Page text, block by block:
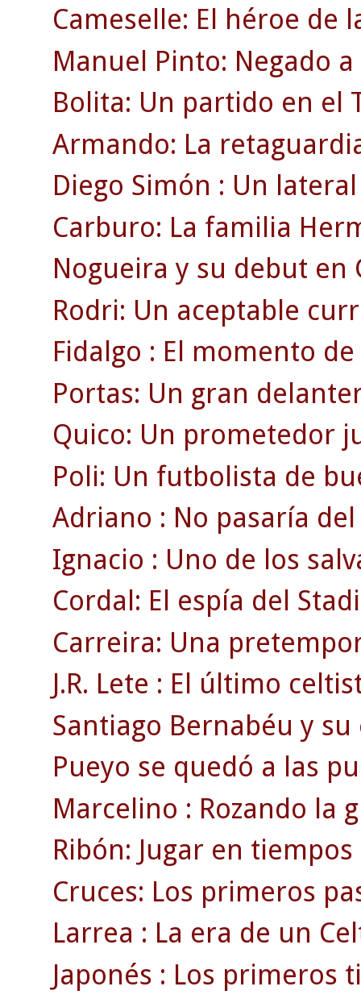
Cameselle: El héroe de
Manuel Pinto: Negado
Bolita: Un partido en el
Armando: La
Diego Simón : Un
Carburo: La familia
Nogueira y su debut en
Rodri: Un aceptable
Fidalgo : El momento
Portas: Un gran
Quico: Un prometedor
Poli: Un futbolista de
Adriano : No pasaría
Ignacio : Uno de los
Cordal: El espía del
Carreira: Una
J.R. Lete : El último
Santiago Bernabéu y
Pueyo se quedó a las
Marcelino : Rozando la
Ribón: Jugar en
Cruces: Los primeros
Larrea : La era de un
Japonés : Los primeros